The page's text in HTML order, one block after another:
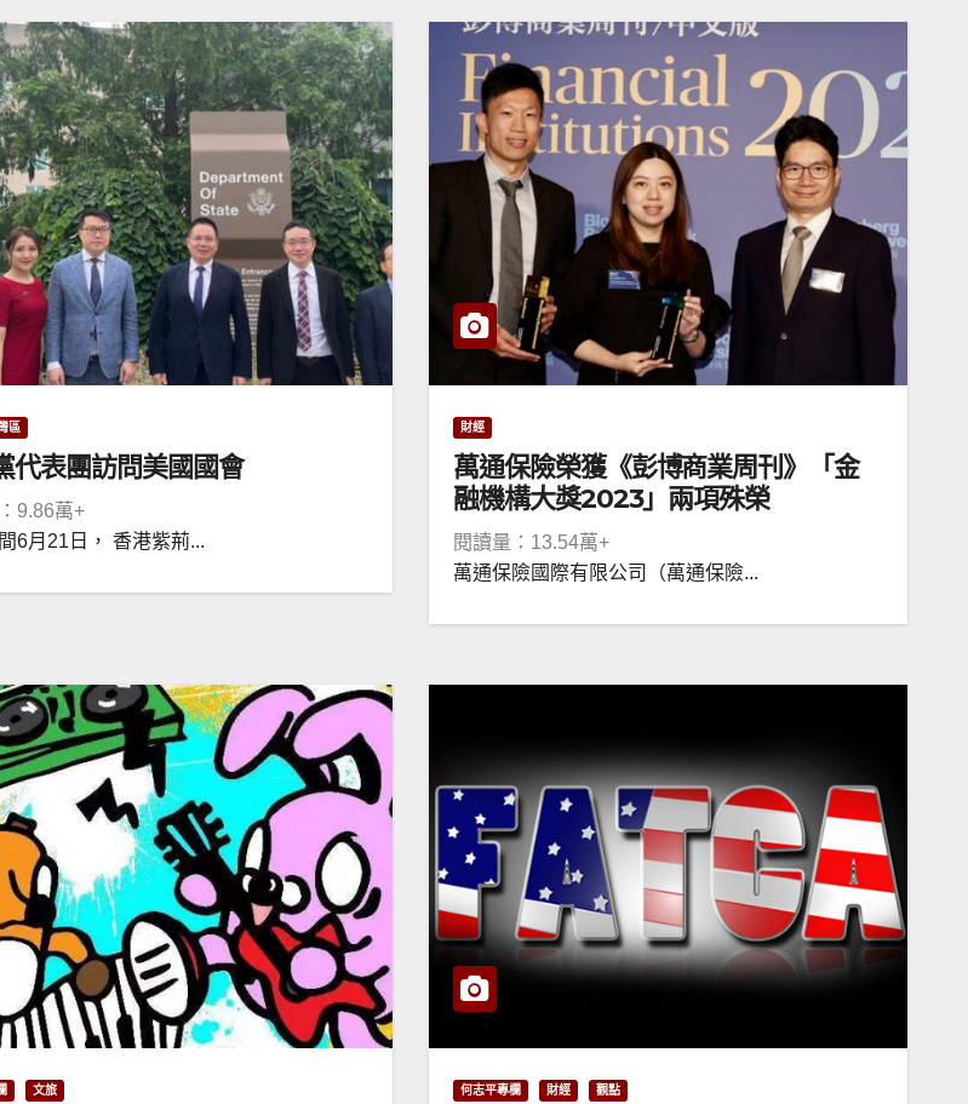
區
代表團訪問美國國會
9.86萬+
6月21日， 香港紫荊...
財經
萬通保險榮獲《彭博商業周刊》「金
融機構大獎2023」兩項殊榮
閱讀量：13.54萬+
萬通保險國際有限公司（萬通保險...
文旅 何志平專欄 財經 觀點